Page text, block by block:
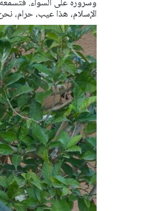
وسروره على السواء.
الإسلام، هذا عيب، حرام،